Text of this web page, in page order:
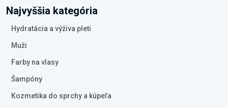
Najvyššia kategória
Hydratácia a výživa pleti
Muži
Farby na vlasy
Šampóny
Kozmetika do sprchy a kúpeľa